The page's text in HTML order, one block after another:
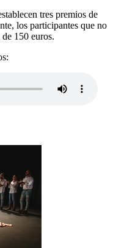
tres premios de
los participantes que no
150 euros.